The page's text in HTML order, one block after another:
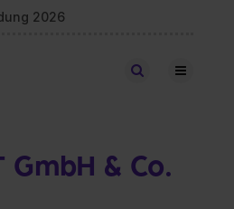
2026
Stellen finden
GmbH & Co.